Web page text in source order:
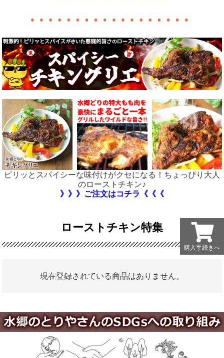
ピリッとスパイシーな味付けがクセになる！ちょっぴり大人
のローストチキン♪
》》》ご注文はコチラ《《《
ローストチキン特集
現在登録されている商品はありません。
購入手続きへ
購入手続きへ